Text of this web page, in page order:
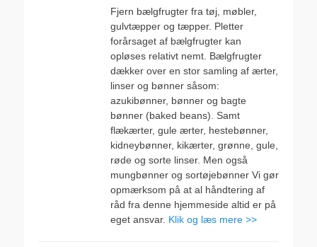
Fjern bælgfrugter fra tøj, møbler,
gulvtæpper og tæpper. Pletter
forårsaget af bælgfrugter kan
opløses relativt nemt. Bælgfrugter
dækker over en stor samling af ærter,
linser og bønner såsom:
azukibønner, bønner og bagte
bønner (baked beans). Samt
flækærter, gule ærter, hestebønner,
kidneybønner, kikærter, grønne, gule,
røde og sorte linser. Men også
mungbønner og sortøjebønner Vi gør
opmærksom på at al håndtering af
råd fra denne hjemmeside altid er på
eget ansvar. Klik og læs mere >>